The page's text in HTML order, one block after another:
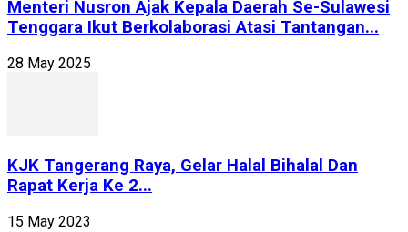
Menteri Nusron Ajak Kepala Daerah Se-Sulawesi
Tenggara Ikut Berkolaborasi Atasi Tantangan...
28 May 2025
KJK Tangerang Raya, Gelar Halal Bihalal Dan
Rapat Kerja Ke 2...
15 May 2023